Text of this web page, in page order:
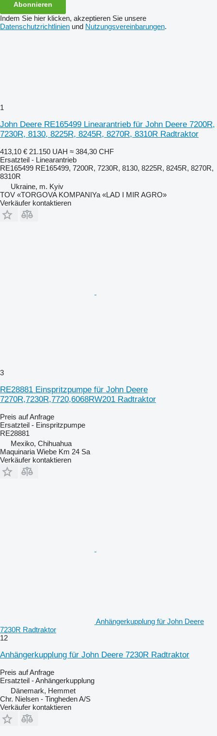
Abonnieren
Indem Sie hier klicken, akzeptieren Sie unsere
Datenschutzrichtlinien und Nutzungsvereinbarungen.
1
John Deere RE165499 Linearantrieb für John Deere 7200R,
7230R, 8130, 8225R, 8245R, 8270R, 8310R Radtraktor
413,10 € 21.150 UAH ≈ 384,30 CHF
Ersatzteil - Linearantrieb
RE165499 RE165499, 7200R, 7230R, 8130, 8225R, 8245R, 8270R,
8310R
Ukraine, m. Kyiv
TOV «TORGOVA KOMPANIYa «LAD I MIR AGRO»
Verkäufer kontaktieren
3
RE28881 Einspritzpumpe für John Deere
7270R,7230R,7720,6068RW201 Radtraktor
Preis auf Anfrage
Ersatzteil - Einspritzpumpe
RE28881
Mexiko, Chihuahua
Maquinaria Wiebe Km 24 Sa
Verkäufer kontaktieren
Anhängerkupplung für John Deere
7230R Radtraktor
12
Anhängerkupplung für John Deere 7230R Radtraktor
Preis auf Anfrage
Ersatzteil - Anhängerkupplung
Dänemark, Hemmet
Chr. Nielsen - Tingheden A/S
Verkäufer kontaktieren